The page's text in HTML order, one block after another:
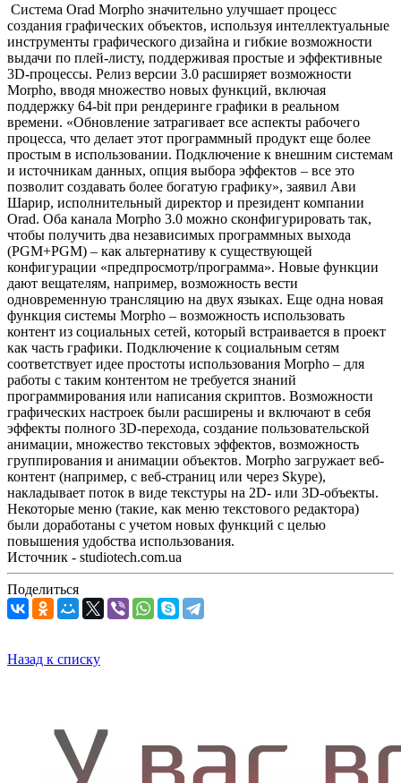
Система Orad Morpho значительно улучшает процесс
создания графических объектов, используя интеллектуальные
инструменты графического дизайна и гибкие возможности
выдачи по плей-листу, поддерживая простые и эффективные
3D-процессы. Релиз версии 3.0 расширяет возможности
Morpho, вводя множество новых функций, включая
поддержку 64-bit при рендеринге графики в реальном
времени. «Обновление затрагивает все аспекты рабочего
процесса, что делает этот программный продукт еще более
простым в использовании. Подключение к внешним системам
и источникам данных, опция выбора эффектов – все это
позволит создавать более богатую графику», заявил Ави
Шарир, исполнительный директор и президент компании
Orad. Оба канала Morpho 3.0 можно сконфигурировать так,
чтобы получить два независимых программных выхода
(PGM+PGM) – как альтернативу к существующей
конфигурации «предпросмотр/программа». Новые функции
дают вещателям, например, возможность вести
одновременную трансляцию на двух языках. Еще одна новая
функция системы Morpho – возможность использовать
контент из социальных сетей, который встраивается в проект
как часть графики. Подключение к социальным сетям
соответствует идее простоты использования Morpho – для
работы с таким контентом не требуется знаний
программирования или написания скриптов. Возможности
графических настроек были расширены и включают в себя
эффекты полного 3D-перехода, создание пользовательской
анимации, множество текстовых эффектов, возможность
группирования и анимации объектов. Morpho загружает веб-
контент (например, с веб-страниц или через Skype),
накладывает поток в виде текстуры на 2D- или 3D-объекты.
Некоторые меню (такие, как меню текстового редактора)
были доработаны с учетом новых функций с целью
повышения удобства использования.
Источник - studiotech.com.ua
Поделиться
Назад к списку